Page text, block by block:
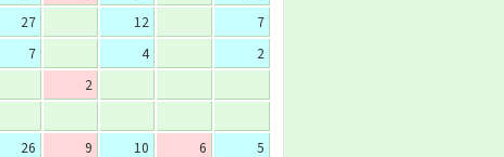
27 12
7
7 4
2
2
26 9 10 6
5